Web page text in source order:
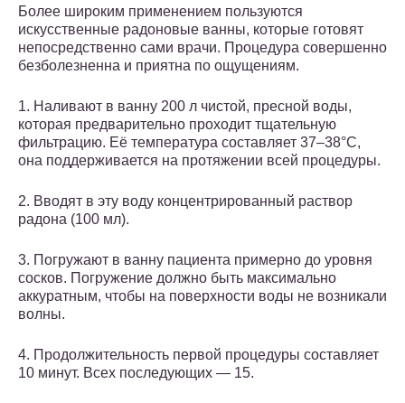
Более широким применением пользуются
искусственные радоновые ванны, которые готовят
непосредственно сами врачи. Процедура совершенно
безболезненна и приятна по ощущениям.
1. Наливают в ванну 200 л чистой, пресной воды,
которая предварительно проходит тщательную
фильтрацию. Её температура составляет 37–38°C,
она поддерживается на протяжении всей процедуры.
2. Вводят в эту воду концентрированный раствор
радона (100 мл).
3. Погружают в ванну пациента примерно до уровня
сосков. Погружение должно быть максимально
аккуратным, чтобы на поверхности воды не возникали
волны.
4. Продолжительность первой процедуры составляет
10 минут. Всех последующих — 15.